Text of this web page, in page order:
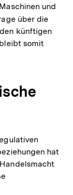
und
über die
künftigen
somit
hat